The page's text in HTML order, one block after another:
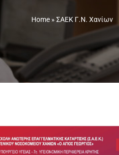
Home » ΣΑΕΚ Γ.Ν. Χανίων